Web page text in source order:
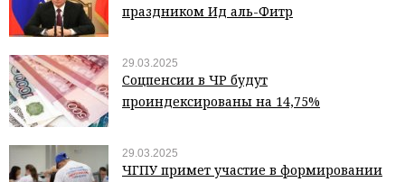
праздником Ид аль-Фитр
29.03.2025
Соцпенсии в ЧР будут
проиндексированы на 14,75%
29.03.2025
ЧГПУ примет участие в формировании